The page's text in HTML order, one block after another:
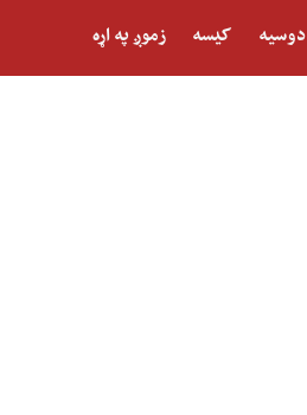
دوسیه کیسه زموږ په اړه